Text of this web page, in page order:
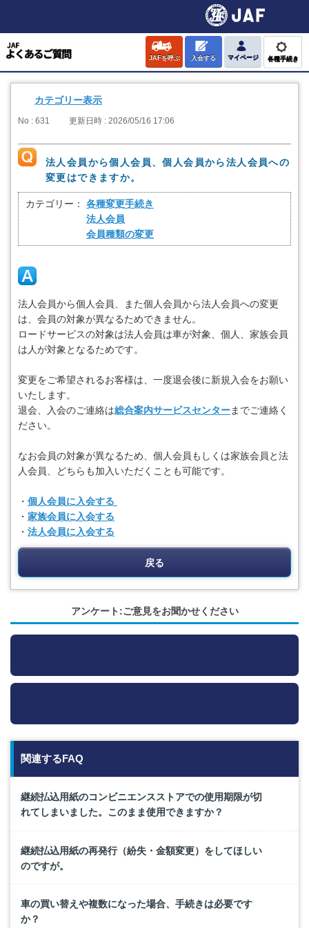
JAFを呼ぶ 入会する マイページ 各種手続き
カテゴリー表示
No : 631 更新日時 : 2026/05/16 17:06
法人会員から個人会員、個人会員から法人会員への
変更はできますか。
カテゴリー：
各種変更手続き
法人会員
会員種類の変更
法人会員から個人会員、また個人会員から法人会員への変更
は、会員の対象が異なるためできません。
ロードサービスの対象は法人会員は車が対象、個人、家族会員
は人が対象となるためです。
変更をご希望されるお客様は、一度退会後に新規入会をお願い
いたします。
退会、入会のご連絡は総合案内サービスセンターまでご連絡く
ださい。
なお会員の対象が異なるため、個人会員もしくは家族会員と法
人会員、どちらも加入いただくことも可能です。
・ 個人会員に入会する
・ 家族会員に入会する
・ 法人会員に入会する
戻る
アンケート:ご意見をお聞かせください
関連するFAQ
継続払込用紙のコンビニエンスストアでの使用期限が切
れてしまいました。このまま使用できますか？
継続払込用紙の再発行（紛失・金額変更）をしてほしい
のですが。
車の買い替えや複数になった場合、手続きは必要です
か？